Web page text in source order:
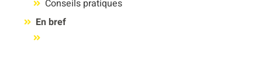
Conseils pratiques
En bref